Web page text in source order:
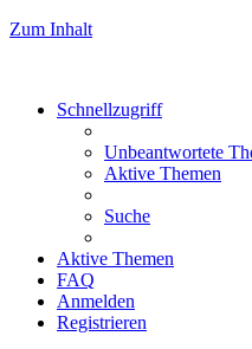
Zum Inhalt
Schnellzugriff
Unbeantwortete
Aktive Themen
Suche
Aktive Themen
FAQ
Anmelden
Registrieren